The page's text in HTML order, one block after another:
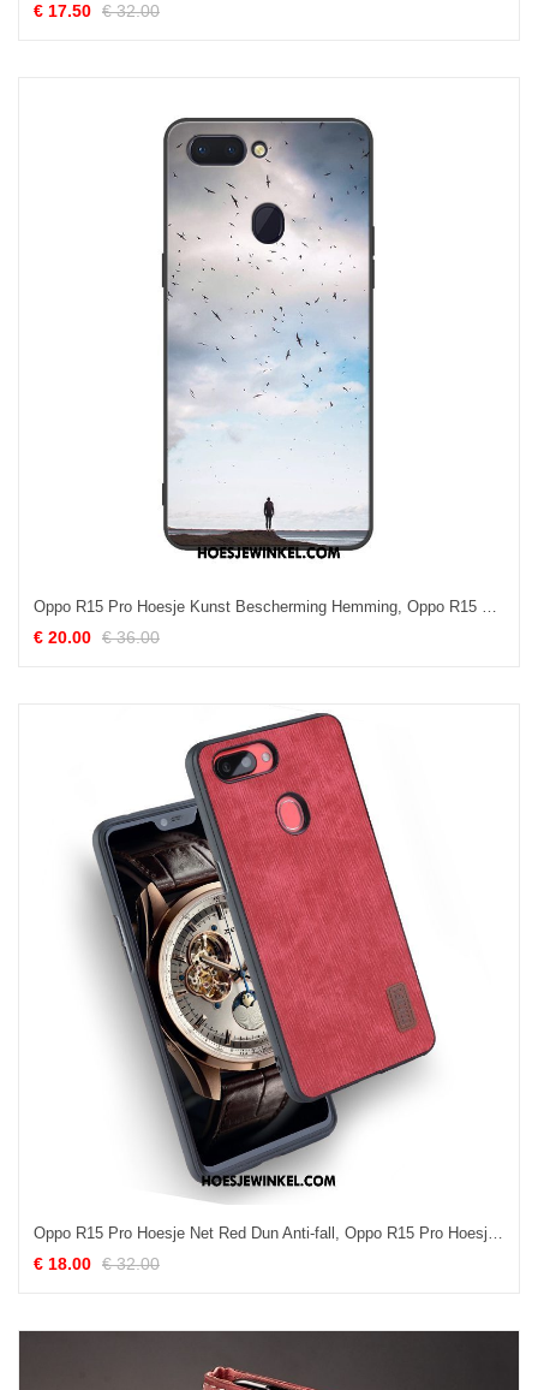
€ 17.50 € 32.00
Oppo R15 Pro Hoesje Kunst Bescherming Hemming, Oppo R15 Pro Hoesje Wit Siliconen
€ 20.00 € 36.00
Oppo R15 Pro Hoesje Net Red Dun Anti-fall, Oppo R15 Pro Hoesje Hoes Accessoires
€ 18.00 € 32.00